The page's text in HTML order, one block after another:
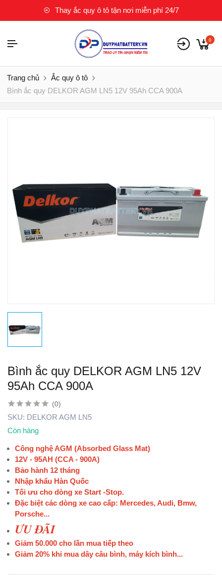
Thay ắc quy ô tô tận nơi miễn phí 24/7
0
Trang chủ
Ắc quy ô tô
Bình ắc quy DELKOR AGM LN5 12V 95Ah CCA 900A
Bình ắc quy DELKOR AGM LN5 12V
95Ah CCA 900A
(0)
SKU: DELKOR AGM LN5
Còn hàng
Công nghệ AGM (Absorbed Glass Mat)
12V - 95AH (CCA - 900A)
Bảo hành 12 tháng
Nhập khẩu Hàn Quốc
Tối ưu cho dòng xe Start -Stop.
Đặc biệt các dòng xe cao cấp: Mercedes, Audi, Bmw,
Porsche...
ƯU ĐÃI
Giảm 50.000 cho lần mua tiếp theo
Giảm 20% khi mua dây câu bình, máy kích bình...